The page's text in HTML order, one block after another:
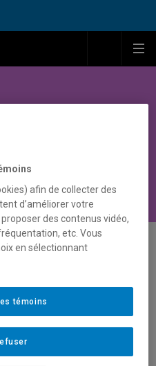
Menu
afin de collecter des
d’améliorer votre
des contenus vidéo,
etc. Vous
en sélectionnant
témoins